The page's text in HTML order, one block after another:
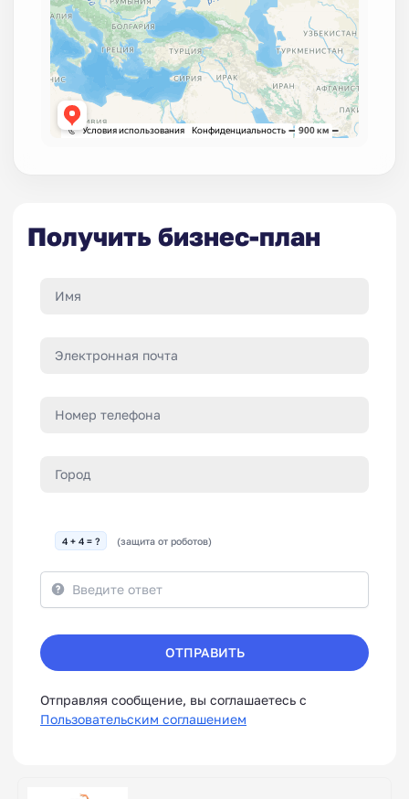
Получить бизнес-план
4 + 4 = ? (защита от роботов)
ОТПРАВИТЬ
Отправляя сообщение, вы соглашаетесь с
Пользовательским соглашением